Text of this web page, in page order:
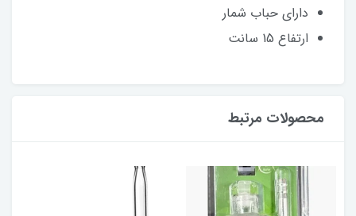
دارای حباب شمار
ارتفاع 15 سانت
محصولات مرتبط